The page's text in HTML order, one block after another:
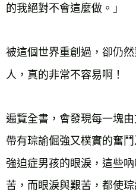
的我絕對不會這麼做。」
被這個世界重創過，卻仍
人，真的非常不容易啊！
遍覽全書，會發現每一塊
帶有琮諭倔強又樸實的奮
強迫症男孩的眼淚，這些
苦，而眼淚與艱苦，都使